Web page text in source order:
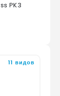
PK3
11 видов